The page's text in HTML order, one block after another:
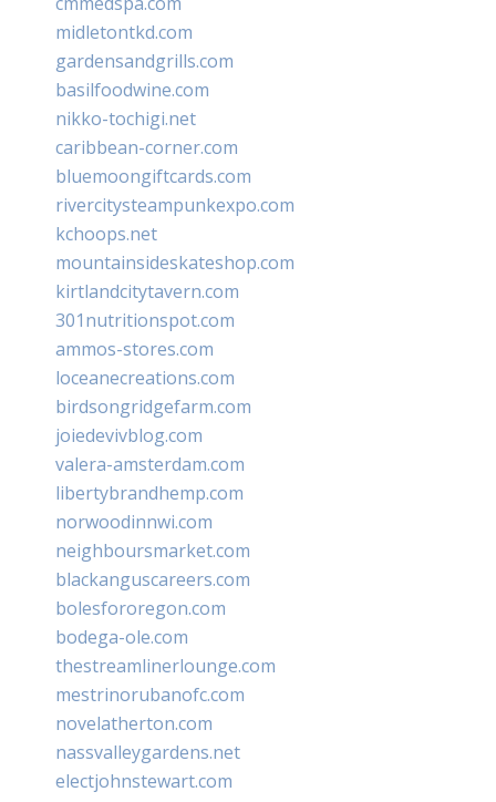
midletontkd.com
gardensandgrills.com
basilfoodwine.com
nikko-tochigi.net
caribbean-corner.com
bluemoongiftcards.com
rivercitysteampunkexpo.com
kchoops.net
mountainsideskateshop.com
kirtlandcitytavern.com
301nutritionspot.com
ammos-stores.com
loceanecreations.com
birdsongridgefarm.com
joiedevivblog.com
valera-amsterdam.com
libertybrandhemp.com
norwoodinnwi.com
neighboursmarket.com
blackanguscareers.com
bolesfororegon.com
bodega-ole.com
thestreamlinerlounge.com
mestrinorubanofc.com
novelatherton.com
nassvalleygardens.net
electjohnstewart.com